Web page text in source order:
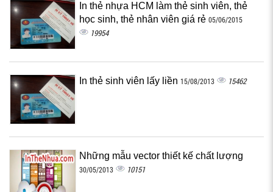
In thẻ nhựa HCM làm thẻ sinh viên, thẻ
học sinh, thẻ nhân viên giá rẻ 05/06/2015
19954
In thẻ sinh viên lấy liền 15/08/2013 15462
Những mẫu vector thiết kế chất lượng
30/05/2013 10151